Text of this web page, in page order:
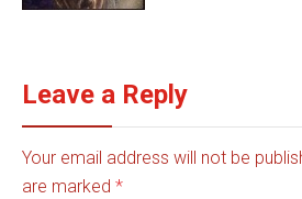
Leave a Reply
Your email address will not be
are marked *